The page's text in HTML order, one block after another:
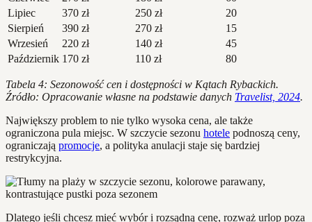
Lipiec
370 zł 250 zł
20
Sierpień
390 zł 270 zł
15
Wrzesień
220 zł 140 zł
45
Październik 170 zł 110 zł 80
Tabela 4: Sezonowość cen i dostępności w Kątach Rybackich.
Źródło: Opracowanie własne na podstawie danych Travelist, 2024.
Największy problem to nie tylko wysoka cena, ale także
ograniczona pula miejsc. W szczycie sezonu hotele podnoszą ceny,
ograniczają promocje, a polityka anulacji staje się bardziej
restrykcyjna.
Dlatego jeśli chcesz mieć wybór i rozsądną cenę, rozważ urlop poza